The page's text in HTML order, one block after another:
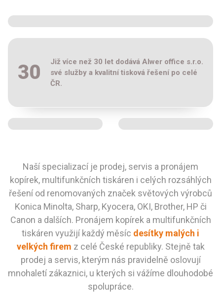
30
Již více než 30 let dodává Alwer office s.r.o.
své služby a kvalitní tisková řešení po celé
ČR.
Naší specializací je prodej, servis a pronájem
kopírek, multifunkčních tiskáren i celých rozsáhlých
řešení od renomovaných značek světových výrobců
Konica Minolta, Sharp, Kyocera, OKI, Brother, HP či
Canon a dalších. Pronájem kopírek a multifunkčních
tiskáren využijí každý měsíc desítky malých i
velkých firem z celé České republiky. Stejně tak
prodej a servis, kterým nás pravidelně oslovují
mnohaletí zákaznici, u kterých si vážíme dlouhodobé
spolupráce.